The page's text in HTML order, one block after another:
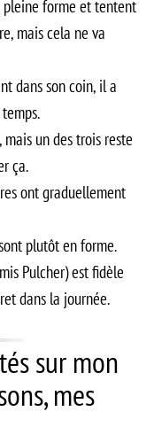
pleine forme et tentent
mais cela ne va
dans son coin, il a
un des trois reste
ça.
ont graduellement
plutôt en forme.
Pulcher) est fidèle
dans la journée.
sur mon
mes